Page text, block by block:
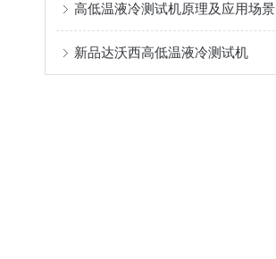
高低温液冷测试机原理及应用场景
新品达沃西高低温液冷测试机